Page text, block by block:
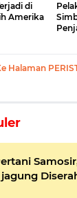
di
Amerika
Halaman